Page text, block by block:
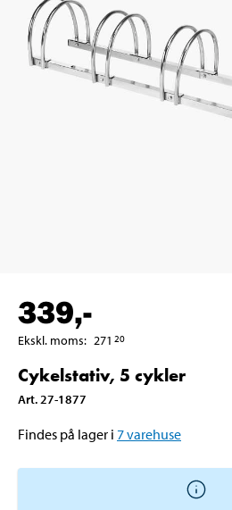
339,-
Ekskl. moms: 271 20
Cykelstativ, 5 cykler
Art. 27-1877
Findes på lager i 7varehuse